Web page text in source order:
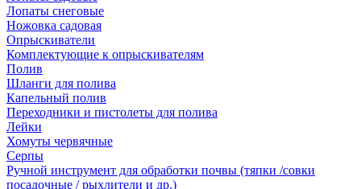
Лопаты снеговые
Ножовка садовая
Опрыскиватели
Комплектующие к опрыскивателям
Полив
Шланги для полива
Капельный полив
Переходники и пистолеты для полива
Лейки
Хомуты червячные
Серпы
Ручной инструмент для обработки почвы (тяпки /совки
посадочные / рыхлители и др.)